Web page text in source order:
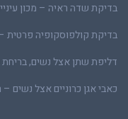
בדיקת שדה ראיה – מכון
בדיקת קולפוסקופיה פרטית
דליפת שתן אצל נשים,
כאבי אגן כרוניים אצל נשים